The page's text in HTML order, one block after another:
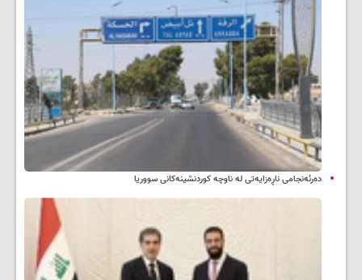
دەرئەنجامی ناڕەزایەتی لە ناوچە کوردنشینەکانی سووریا